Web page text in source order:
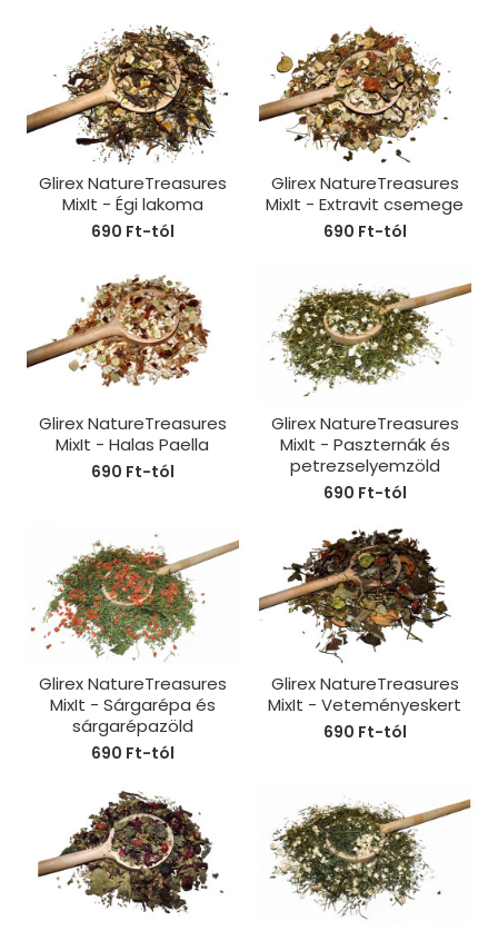
Glirex NatureTreasures
MixIt - Égi lakoma
690 Ft-tól
Glirex NatureTreasures
MixIt - Extravit csemege
690 Ft-tól
Glirex NatureTreasures
MixIt - Halas Paella
690 Ft-tól
Glirex NatureTreasures
MixIt - Paszternák és
petrezselyemzöld
690 Ft-tól
Glirex NatureTreasures
MixIt - Sárgarépa és
sárgarépazöld
690 Ft-tól
Glirex NatureTreasures
MixIt - Veteményeskert
690 Ft-tól